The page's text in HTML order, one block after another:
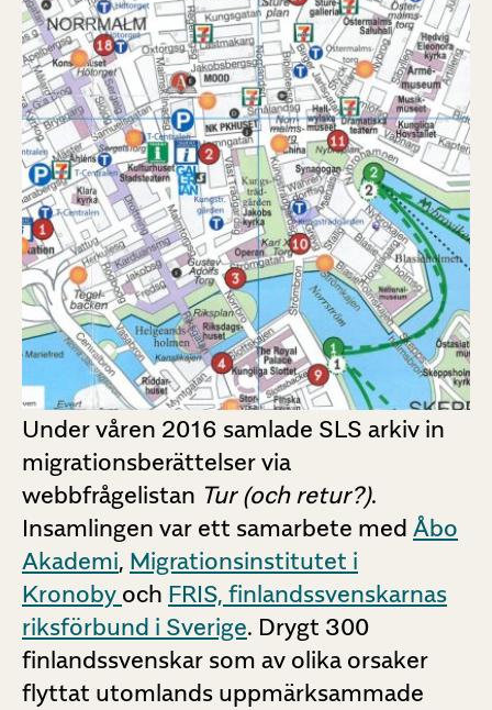
Under våren 2016 samlade SLS arkiv in
migrationsberättelser via
webbfrågelistan Tur (och retur?).
Insamlingen var ett samarbete med Åbo
Akademi, Migrationsinstitutet i
Kronoby och FRIS, finlandssvenskarnas
riksförbund i Sverige. Drygt 300
finlandssvenskar som av olika orsaker
flyttat utomlands uppmärksammade